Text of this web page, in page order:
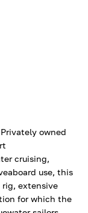
owned
cruising,
use, this
rig, extensive
for which the